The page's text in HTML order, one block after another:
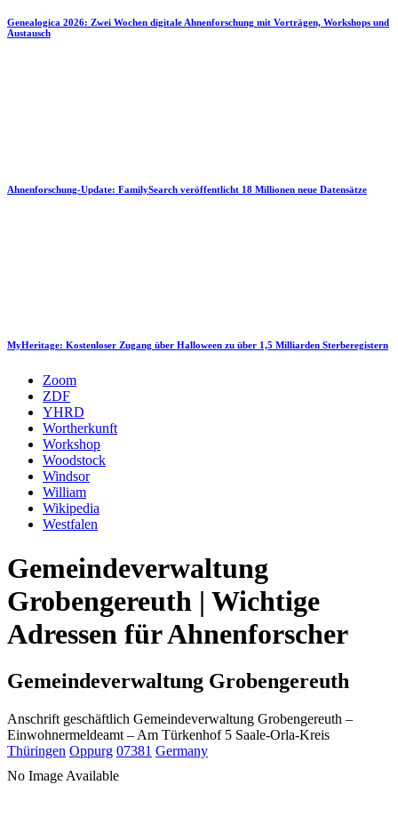
Genealogica 2026: Zwei Wochen digitale Ahnenforschung mit Vorträgen, Workshops und
Austausch
Ahnenforschung-Update: FamilySearch veröffentlicht 18 Millionen neue Datensätze
MyHeritage: Kostenloser Zugang über Halloween zu über 1,5 Milliarden Sterberegistern
Zoom
ZDF
YHRD
Wortherkunft
Workshop
Woodstock
Windsor
William
Wikipedia
Westfalen
Gemeindeverwaltung
Grobengereuth | Wichtige
Adressen für Ahnenforscher
Gemeindeverwaltung Grobengereuth
Anschrift geschäftlich Gemeindeverwaltung Grobengereuth –
Einwohnermeldeamt – Am Türkenhof 5 Saale-Orla-Kreis
Thüringen Oppurg 07381 Germany
No Image Available